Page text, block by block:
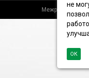
не
ОК